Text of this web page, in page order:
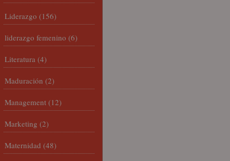
Liderazgo (156)
liderazgo femenino (6)
Literatura (4)
Maduración (2)
Management (12)
Marketing (2)
Maternidad (48)